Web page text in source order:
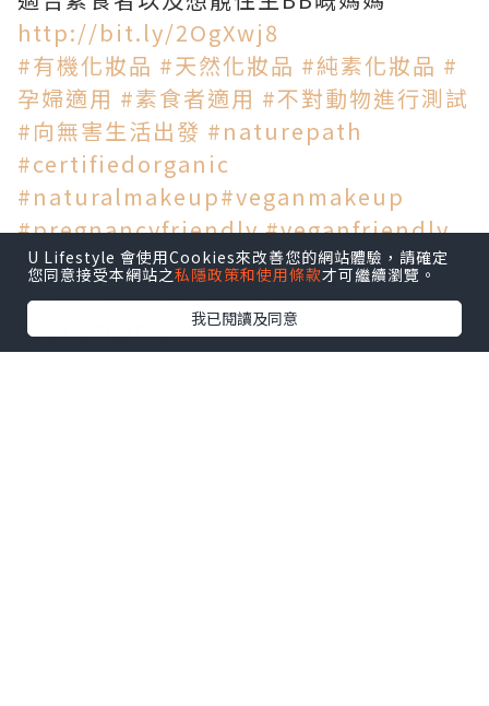
http://bit.ly/2OgXwj8
#有機化妝品 #天然化妝品 #純素化妝品 #
孕婦適用 #素食者適用 #不對動物進行測試
#向無害生活出發 #naturepath
#certifiedorganic
#naturalmakeup#veganmakeup
#pregnancyfriendly #veganfriendly
#crueltyfree#toxinfree #cleanbeauty
#greenbeauty #purebeauty
#
U Lifestyle 會使用Cookies來改善您的網站體驗，請確定
您同意接受本網站之私隱政策和使用條款才可繼續瀏覽。
我已閱讀及同意